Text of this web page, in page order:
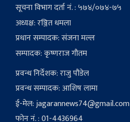
सूचना विभाग दर्ता नं. : ५७४/०७४-७५
अध्यक्ष: रञ्जित धमला
प्रधान सम्पादक: संजना मल्ल
सम्पादक: कृष्णराज गौतम
प्रवन्ध निर्देशक: राजु पौडेल
प्रवन्ध सम्पादक: आशिष लामा
ई-मेल:jagarannews74@gmail.com
फोन नं. : 01-4436964